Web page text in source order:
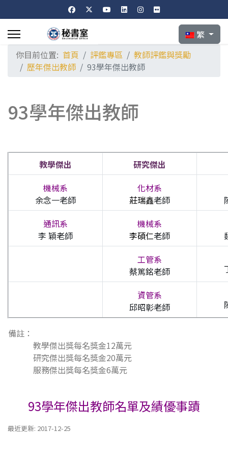
選擇你的語言
繁
你目前位置: 首頁 評鑑專區
教師評鑑與獎勵
歷年傑出教師
93學年傑出教師
93學年傑出教師
教學傑出
研究傑出
機械系
余念一老師
化材系
莊瑞鑫老師
通訊系
李 穎老師
機械系
李碩仁老師
工管系
蔡篤銘老師
資管系
邱昭彰老師
備註：
教學傑出獎每名獎金12萬元
研究傑出獎每名獎金20萬元
服務傑出獎每名獎金6萬元
93學年傑出教師名單及績優事蹟
最近更新: 2017-12-25